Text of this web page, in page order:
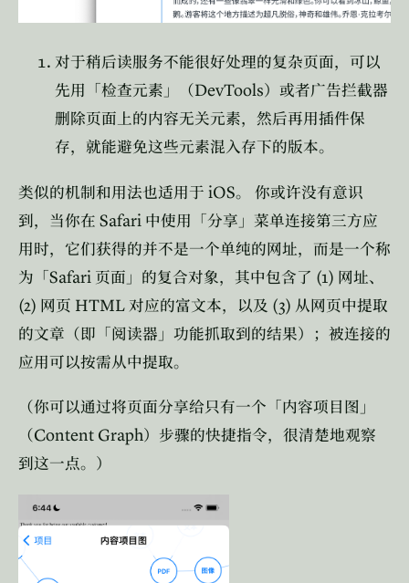
对于稍后读服务不能很好处理的复杂页面，可以
先用「检查元素」（DevTools）或者广告拦截器
删除页面上的内容无关元素，然后再用插件保
存，就能避免这些元素混入存下的版本。
类似的机制和用法也适用于 iOS。
你或许没有意识
到，当你在 Safari 中使用「分享」菜单连接第三方应
用时，它们获得的并不是一个单纯的网址，而是一个称
为「Safari 页面」的复合对象，其中包含了 (1) 网址、
(2) 网页 HTML 对应的富文本，以及 (3) 从网页中提取
的文章（即「阅读器」功能抓取到的结果）；被连接的
应用可以按需从中提取。
（你可以通过将页面分享给只有一个「内容项目图」
（Content Graph）步骤的快捷指令，很清楚地观察
到这一点。）